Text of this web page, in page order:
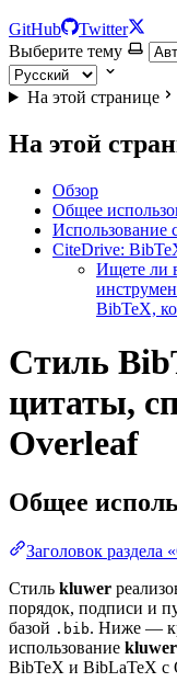
GitHub
Twitter
Выберите тему
На этой странице
На этой
Обзор
Общее
Использование
CiteDrive:
Ищете ли
BibTeX,
Стиль
цитаты,
Overleaf
Общее
Заголовок раздела
Стиль kluwer
порядок, подписи и
базой .bib. Ниже —
использование kluwer
BibTeX и BibLaTeX с